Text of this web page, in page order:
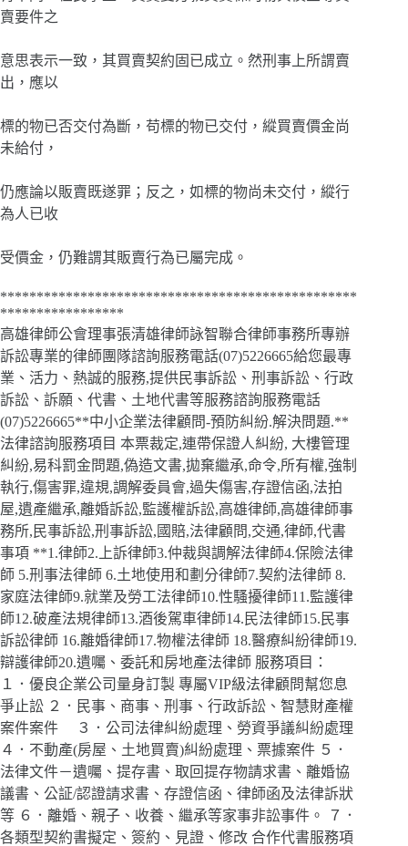
賣要件之
意思表示一致，其買賣契約固已成立。然刑事上所謂賣
出，應以
標的物已否交付為斷，苟標的物已交付，縱買賣價金尚
未給付，
仍應論以販賣既遂罪；反之，如標的物尚未交付，縱行
為人已收
受價金，仍難謂其販賣行為已屬完成。
*************************************************
*****************
高雄律師公會理事張清雄律師詠智聯合律師事務所專辦
訴訟專業的律師團隊諮詢服務電話(07)5226665給您最專
業、活力、熱誠的服務,提供民事訴訟、刑事訴訟、行政
訴訟、訴願、代書、土地代書等服務諮詢服務電話
(07)5226665**中小企業法律顧問-預防糾紛.解決問題.**
法律諮詢服務項目 本票裁定,連帶保證人糾紛, 大樓管理
糾紛,易科罰金問題,偽造文書,拋棄繼承,命令,所有權,強制
執行,傷害罪,違規,調解委員會,過失傷害,存證信函,法拍
屋,遺產繼承,離婚訴訟,監護權訴訟,高雄律師,高雄律師事
務所,民事訴訟,刑事訴訟,國賠,法律顧問,交通,律師,代書
事項 **1.律師2.上訴律師3.仲裁與調解法律師4.保險法律
師 5.刑事法律師 6.土地使用和劃分律師7.契約法律師 8.
家庭法律師9.就業及勞工法律師10.性騷擾律師11.監護律
師12.破產法規律師13.酒後駕車律師14.民法律師15.民事
訴訟律師 16.離婚律師17.物權法律師 18.醫療糾紛律師19.
辯護律師20.遺囑、委託和房地產法律師 服務項目：
１．優良企業公司量身訂製 專屬VIP級法律顧問幫您息
爭止訟 ２．民事、商事、刑事、行政訴訟、智慧財產權
案件案件 ３．公司法律糾紛處理、勞資爭議糾紛處理
４．不動產(房屋、土地買賣)糾紛處理、票據案件 ５．
法律文件－遺囑、提存書、取回提存物請求書、離婚協
議書、公証/認證請求書、存證信函、律師函及法律訴狀
等 ６．離婚、親子、收養、繼承等家事非訟事件。 ７．
各類型契約書擬定、簽約、見證、修改 合作代書服務項